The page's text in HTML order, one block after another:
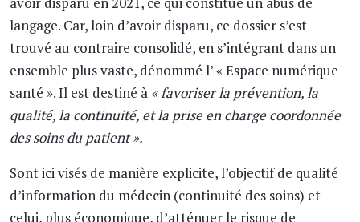
langage. Car, loin d’avoir disparu, ce dossier s’est
trouvé au contraire consolidé, en s’intégrant dans un
ensemble plus vaste, dénommé l’ « Espace numérique
santé ». Il est destiné à « favoriser la prévention, la
qualité, la continuité, et la prise en charge coordonnée
des soins du patient ».
Sont ici visés de manière explicite, l’objectif de qualité
d’information du médecin (continuité des soins) et
celui, plus économique, d’atténuer le risque de